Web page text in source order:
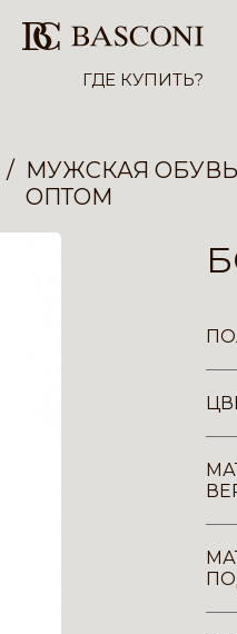
ГДЕ КУПИТЬ?
МУЖСКАЯ ОБУВЬ
ОПТОМ